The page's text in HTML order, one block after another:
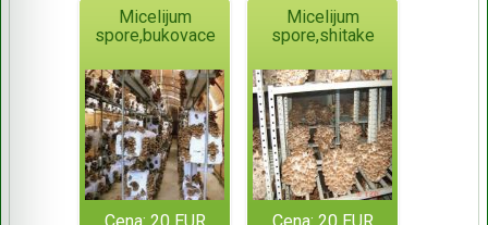
Micelijum
spore,bukovace
Micelijum
spore,shitake